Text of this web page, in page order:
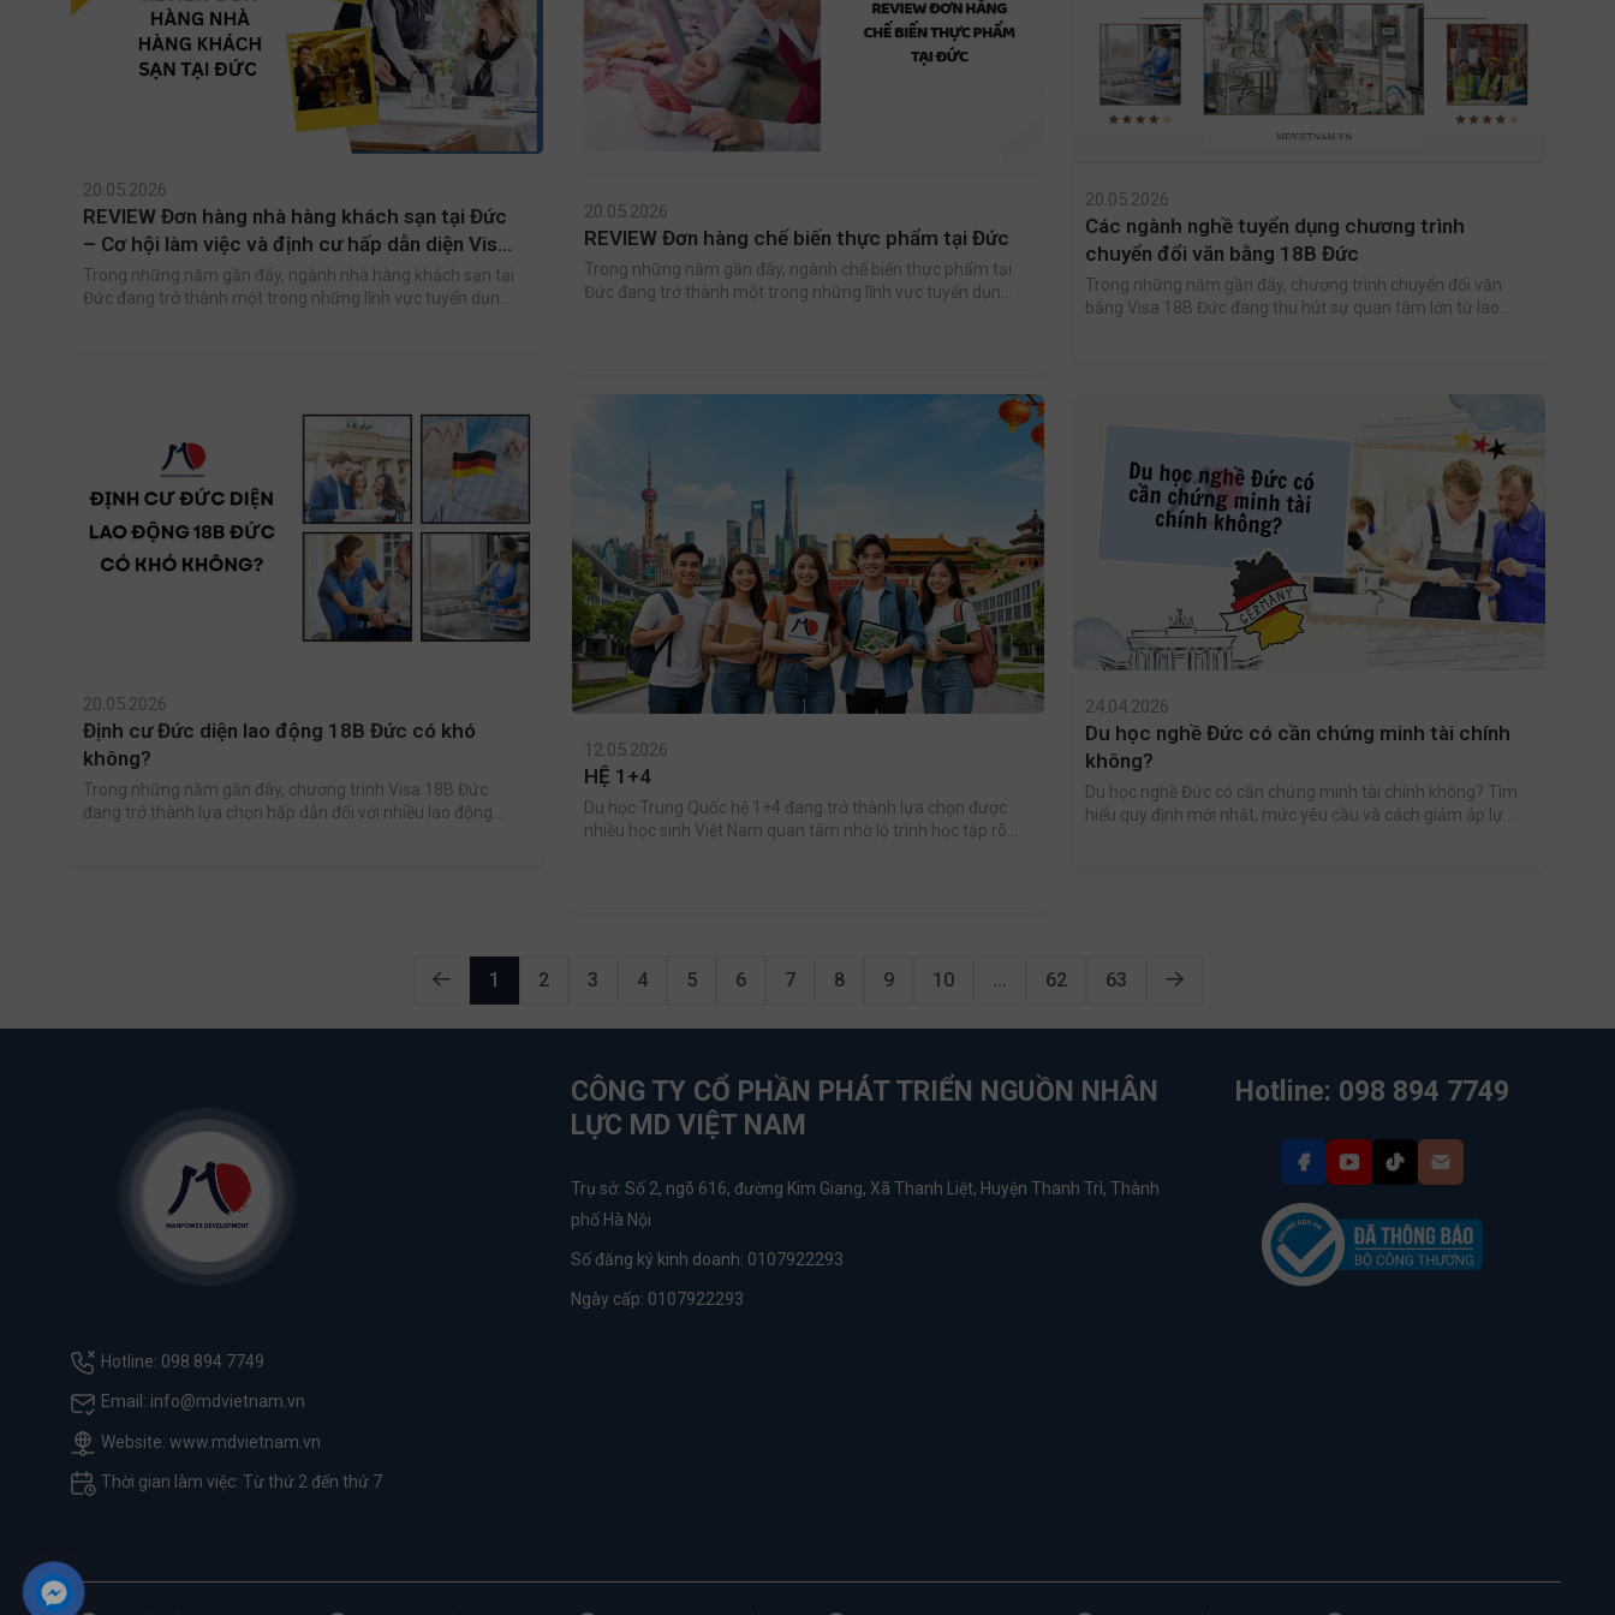
20.05.2026
REVIEW Đơn hàng nhà hàng khách sạn tại Đức
– Cơ hội làm việc và định cư hấp dẫn diện Visa
18B Đức
Trong những năm gần đây, ngành nhà hàng khách sạn tại
Đức đang trở thành một trong những lĩnh vực tuyển dụng
20.05.2026
REVIEW Đơn hàng chế biến thực phẩm tại Đức
Trong những năm gần đây, ngành chế biến thực phẩm tại
Đức đang trở thành một trong những lĩnh vực tuyển dụng
20.05.2026
Các ngành nghề tuyển dụng chương trình
chuyển đổi văn bằng 18B Đức
Trong những năm gần đây, chương trình chuyển đổi văn
bằng Visa 18B Đức đang thu hút sự quan tâm lớn từ lao
20.05.2026
Định cư Đức diện lao động 18B Đức có khó
không?
Trong những năm gần đây, chương trình Visa 18B Đức
đang trở thành lựa chọn hấp dẫn đối với nhiều lao động
12.05.2026
HỆ 1+4
Du học Trung Quốc hệ 1+4 đang trở thành lựa chọn được
nhiều học sinh Việt Nam quan tâm nhờ lộ trình học tập rõ
24.04.2026
Du học nghề Đức có cần chứng minh tài chính
không?
Du học nghề Đức có cần chứng minh tài chính không? Tìm
hiểu quy định mới nhất, mức yêu cầu và cách giảm áp lực
1 2 3 4 5 6 7 8 9 10 ... 62 63
Hotline: 098 894 7749
Email: info@mdvietnam.vn
Website: www.mdvietnam.vn
Thời gian làm việc: Từ thứ 2 đến thứ 7
CÔNG TY CỔ PHẦN PHÁT TRIỂN NGUỒN NHÂN
LỰC MD VIỆT NAM
Trụ sở: Số 2, ngõ 616, đường Kim Giang, Xã Thanh Liệt, Huyện Thanh Trì, Thành
phố Hà Nội
Số đăng ký kinh doanh: 0107922293
Ngày cấp: 0107922293
Hotline: 098 894 7749